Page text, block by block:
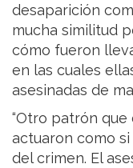
desaparición
mucha similitud
cómo fueron
en las cuales
asesinadas de
“Otro patrón
actuaron como
del crimen. El